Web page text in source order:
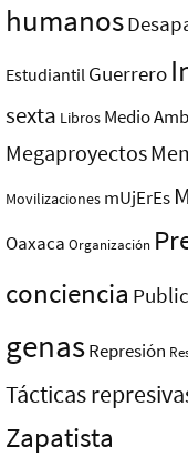
humanos
Estudiantil Guerrero
sexta Libros Medio
Megaproyectos
Movilizaciones mUjErEs
Oaxaca Organización
conciencia
genasRepresión
Tácticas
Zapatista